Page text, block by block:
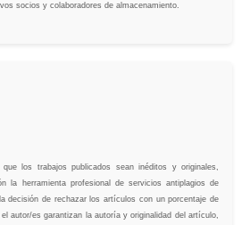
socios y colaboradores de almacenamiento.
los trabajos publicados sean inéditos y originales,
la herramienta profesional de servicios antiplagios de
decisión de rechazar los artículos con un porcentaje de
autor/es garantizan la autoría y originalidad del artículo,